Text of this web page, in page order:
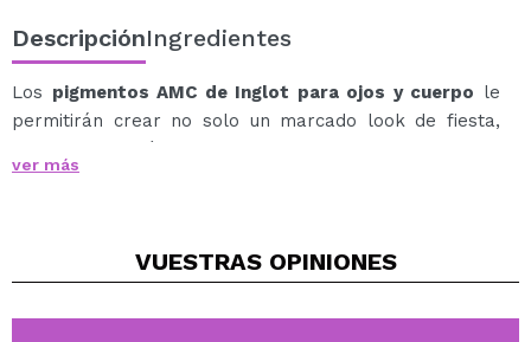
DescripciónIngredientes
Los pigmentos AMC de Inglot para ojos y cuerpo le
permitirán crear no solo un marcado look de fiesta,
sino que también son estupendos como acento en el
maquillaje de diario.
Para aumentar la intensidad del color y conseguir el
ojos.
ver más
VUESTRAS OPINIONES